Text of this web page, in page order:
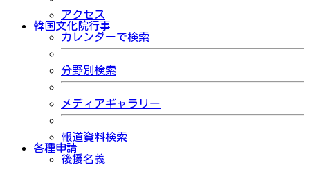
アクセス
韓国文化院行事
カレンダーで検索
分野別検索
メディアギャラリー
報道資料検索
各種申請
後援名義